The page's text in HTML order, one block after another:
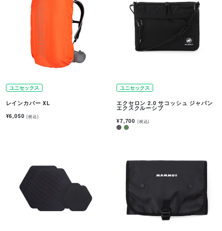
ユニセックス
レインカバー XL
¥6,050(税込)
ユニセックス
エクセロン 2.0 サコッシュ ジャパン
エクスクルーシブ
¥7,700 (税込)